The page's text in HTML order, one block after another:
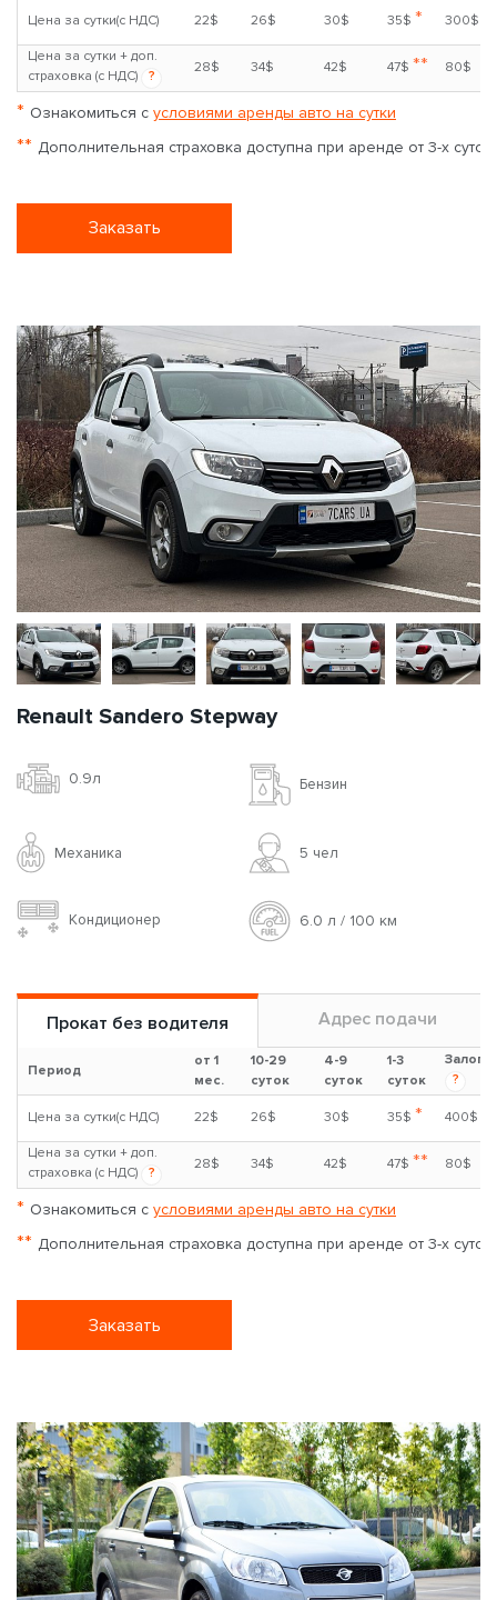
Цена за сутки(с НДС) 22$ 26$ 30$ 35$ * 300$
Цена за сутки + доп.
страховка (с НДС)
?
28$ 34$ 42$ 47$ ** 80$
* Ознакомиться с условиями аренды авто на сутки
** Дополнительная страховка доступна при аренде от 3-х суток
Заказать
Renault Sandero Stepway
0.9л Бензин
Механика 5 чел
Кондиционер 6.0 л / 100 км
Прокат без водителя Адрес подачи
Период
от 1
мес.
10-29
суток
4-9
суток
1-3
суток
Залог
?
Цена за сутки(с НДС) 22$ 26$ 30$ 35$ * 400$
Цена за сутки + доп.
страховка (с НДС)
?
28$ 34$ 42$ 47$ ** 80$
* Ознакомиться с условиями аренды авто на сутки
** Дополнительная страховка доступна при аренде от 3-х суток
Заказать